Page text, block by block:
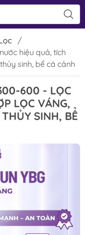
/
hiệu quả, tích
sinh, bể cá cảnh
600 - LỌC
LỌC VÁNG,
SINH, BỂ